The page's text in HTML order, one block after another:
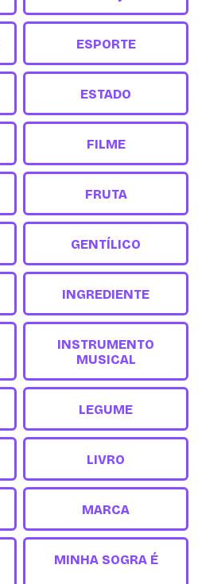
ESPORTE
ESTADO
FILME
FRUTA
GENTÍLICO
INGREDIENTE
INSTRUMENTO
MUSICAL
LEGUME
LIVRO
MARCA
MINHA SOGRA É